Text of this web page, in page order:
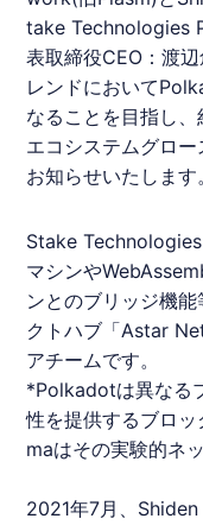
take Technologies
表取締役CEO：渡
レンドにおいて
なることを目指し
エコシステムグロ
お知らせいたします
Stake
マシンや
ンとのブリッジ機
クトハブ「Astar
アチームです。
*Polkadotは異なる
性を提供するブロッ
maはその実験的ネ
2021年7月、